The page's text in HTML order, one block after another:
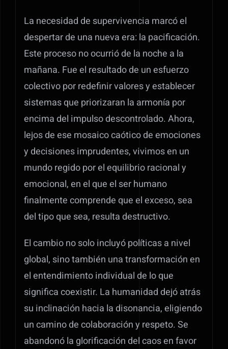
La necesidad de supervivencia marcó el
despertar de una nueva era: la pacificación.
Este proceso no ocurrió de la noche a la
mañana. Fue el resultado de un esfuerzo
colectivo por redefinir valores y establecer
sistemas que priorizaran la armonía por
encima del impulso descontrolado. Ahora,
lejos de ese mosaico caótico de emociones
y decisiones imprudentes, vivimos en un
mundo regido por el equilibrio racional y
emocional, en el que el ser humano
finalmente comprende que el exceso, sea
del tipo que sea, resulta destructivo.
El cambio no solo incluyó políticas a nivel
global, sino también una transformación en
el entendimiento individual de lo que
significa coexistir. La humanidad dejó atrás
su inclinación hacia la disonancia, eligiendo
un camino de colaboración y respeto. Se
abandonó la glorificación del caos en favor